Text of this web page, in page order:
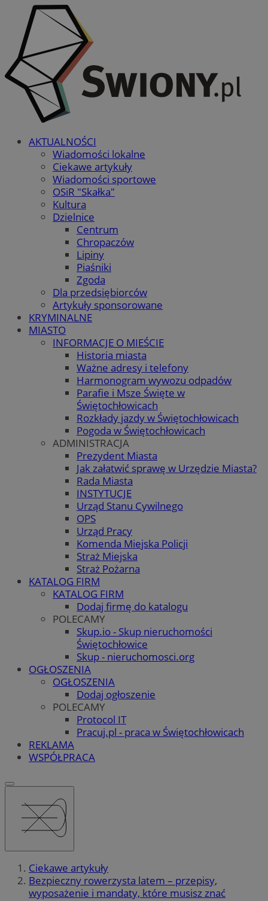
AKTUALNOŚCI
Wiadomości lokalne
Ciekawe artykuły
Wiadomości sportowe
OSiR "Skałka"
Kultura
Dzielnice
Centrum
Chropaczów
Lipiny
Piaśniki
Zgoda
Dla przedsiębiorców
Artykuły sponsorowane
KRYMINALNE
MIASTO
INFORMACJE O MIEŚCIE
Historia miasta
Ważne adresy i telefony
Harmonogram wywozu odpadów
Parafie i Msze Święte w
Świętochłowicach
Rozkłady jazdy w Świętochłowicach
Pogoda w Świętochłowicach
ADMINISTRACJA
Prezydent Miasta
Jak załatwić sprawę w Urzędzie Miasta?
Rada Miasta
INSTYTUCJE
Urząd Stanu Cywilnego
OPS
Urząd Pracy
Komenda Miejska Policji
Straż Miejska
Straż Pożarna
KATALOG FIRM
KATALOG FIRM
Dodaj firmę do katalogu
POLECAMY
Skup.io - Skup nieruchomości
Świętochłowice
Skup - nieruchomosci.org
OGŁOSZENIA
OGŁOSZENIA
Dodaj ogłoszenie
POLECAMY
Protocol IT
Pracuj.pl - praca w Świętochłowicach
REKLAMA
WSPÓŁPRACA
Ciekawe artykuły
Bezpieczny rowerzysta latem – przepisy,
wyposażenie i mandaty, które musisz znać